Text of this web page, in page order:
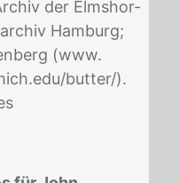
der Elms­hor­
Ham­burg;
(www.
​but­ter/).